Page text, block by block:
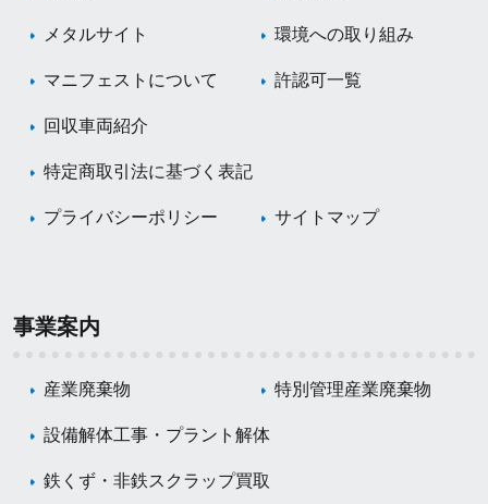
メタルサイト 環境への取り組み
マニフェストについて 許認可一覧
回収車両紹介
特定商取引法に基づく表記
プライバシーポリシー サイトマップ
事業案内
産業廃棄物 特別管理産業廃棄物
設備解体工事・プラント解体
鉄くず・非鉄スクラップ買取